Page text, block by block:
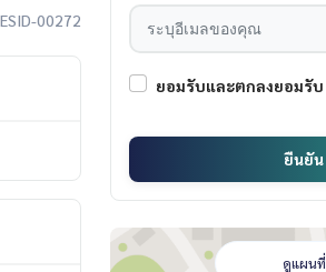
00272
ยอมรับและตกลงยอมรับ
ยืนยัน
ดูแผนที่